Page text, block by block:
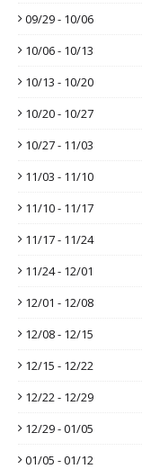
09/29 - 10/06
10/06 - 10/13
10/13 - 10/20
10/20 - 10/27
10/27 - 11/03
11/03 - 11/10
11/10 - 11/17
11/17 - 11/24
11/24 - 12/01
12/01 - 12/08
12/08 - 12/15
12/15 - 12/22
12/22 - 12/29
12/29 - 01/05
01/05 - 01/12